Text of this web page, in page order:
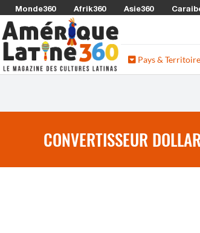
Monde360 Afrik360 Asie360
Pays &
CONVERTISSEUR